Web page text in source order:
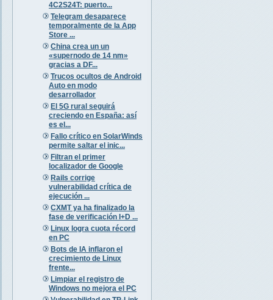
4C2S24T: puerto...
Telegram desaparece
temporalmente de la App
Store ...
China crea un un
«supernodo de 14 nm»
gracias a DF...
Trucos ocultos de Android
Auto en modo
desarrollador
El 5G rural seguirá
creciendo en España: así
es el...
Fallo crítico en SolarWinds
permite saltar el inic...
Filtran el primer
localizador de Google
Rails corrige
vulnerabilidad crítica de
ejecución ...
CXMT ya ha finalizado la
fase de verificación I+D ...
Linux logra cuota récord
en PC
Bots de IA inflaron el
crecimiento de Linux
frente...
Limpiar el registro de
Windows no mejora el PC